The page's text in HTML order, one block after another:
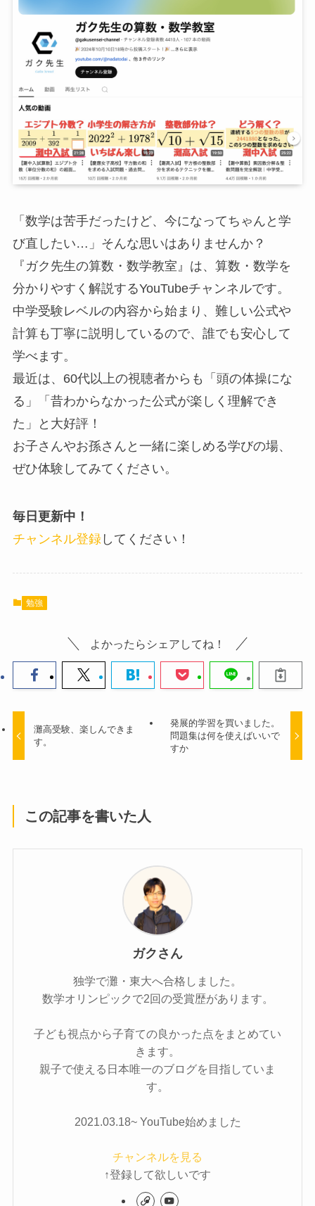
「数学は苦手だったけど、今になってちゃんと学
び直したい…」そんな思いはありませんか？
『ガク先生の算数・数学教室』は、算数・数学を
分かりやすく解説するYouTubeチャンネルです。
中学受験レベルの内容から始まり、難しい公式や
計算も丁寧に説明しているので、誰でも安心して
学べます。
最近は、60代以上の視聴者からも「頭の体操にな
る」「昔わからなかった公式が楽しく理解でき
た」と大好評！
お子さんやお孫さんと一緒に楽しめる学びの場、
ぜひ体験してみてください。
毎日更新中！
チャンネル登録してください！
勉強
よかったらシェアしてね！
灘高受験、楽しんできま
す。
発展的学習を買いました。
問題集は何を使えばいいで
すか
この記事を書いた人
ガクさん
独学で灘・東大へ合格しました。
数学オリンピックで2回の受賞歴があります。
子ども視点から子育ての良かった点をまとめてい
きます。
親子で使える日本唯一のブログを目指していま
す。
2021.03.18~ YouTube始めました
チャンネルを見る
↑登録して欲しいです